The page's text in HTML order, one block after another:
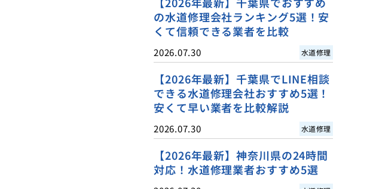
の水道修理会社ランキング5選！安
くて信頼できる業者を比較
2026.07.30 水道修理
【2026年最新】千葉県でLINE相談
できる水道修理会社おすすめ5選！
安くて早い業者を比較解説
2026.07.30 水道修理
【2026年最新】神奈川県の24時間
対応！水道修理業者おすすめ5選